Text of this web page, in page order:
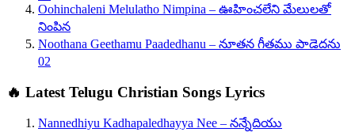
Oohinchaleni Melulatho Nimpina – ఊహించలేని మేలులతో
నింపిన
Noothana Geethamu Paadedhanu – నూతన గీతము పాడెదను
02
🔥 Latest Telugu Christian Songs Lyrics
Nannedhiyu Kadhapaledhayya Nee – నన్నేదియు